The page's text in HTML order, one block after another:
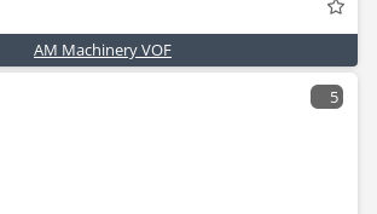
AM Machinery VOF
5